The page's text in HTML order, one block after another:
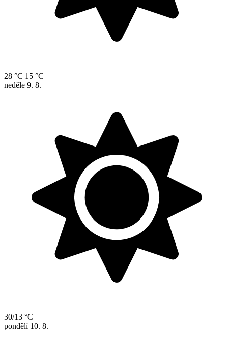
28 °C 15 °C
neděle 9. 8.
30/13 °C
pondělí 10. 8.